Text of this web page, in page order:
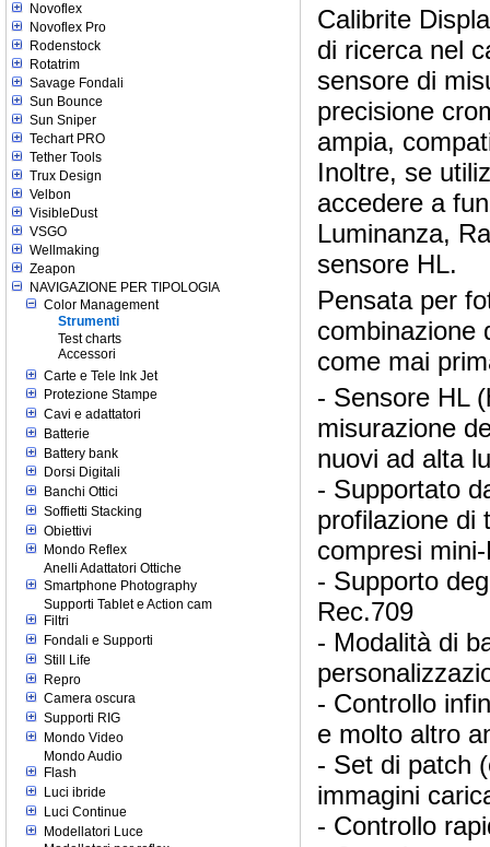
Novoflex
Novoflex Pro
Rodenstock
Rotatrim
Savage Fondali
Sun Bounce
Sun Sniper
Techart PRO
Tether Tools
Trux Design
Velbon
VisibleDust
VSGO
Wellmaking
Zeapon
NAVIGAZIONE PER TIPOLOGIA
Color Management
Strumenti
Test charts
Accessori
Carte e Tele Ink Jet
Protezione Stampe
Cavi e adattatori
Batterie
Battery bank
Dorsi Digitali
Banchi Ottici
Soffietti Stacking
Obiettivi
Mondo Reflex
Anelli Adattatori Ottiche
Smartphone Photography
Supporti Tablet e Action cam
Filtri
Fondali e Supporti
Still Life
Repro
Camera oscura
Supporti RIG
Mondo Video
Mondo Audio
Flash
Luci ibride
Luci Continue
Modellatori Luce
Calibrite
di ricerca nel
sensore di
precisione
ampia,
Inoltre, se
accedere a
Luminanza,
sensore HL.
Pensata per
combinazione
come mai
- Sensore HL
misurazione
nuovi ad alta
- Supportato
profilazione di
compresi
- Supporto
Rec.709
- Modalità di
- Controllo
e molto altro
- Set di patch
immagini
- Controllo